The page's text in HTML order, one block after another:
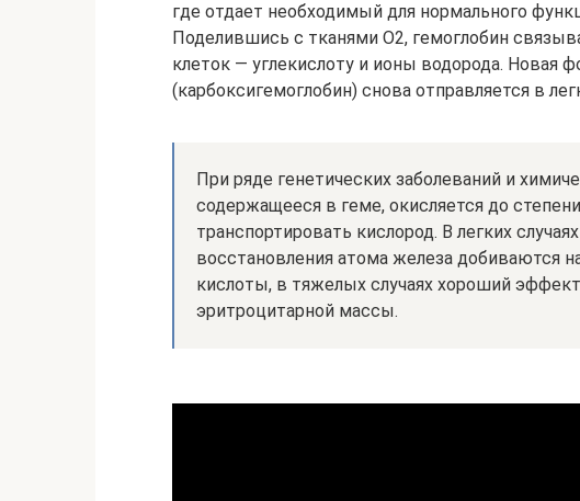
где отдает необходимый для нормального
Поделившись с тканями O2, гемоглобин
клеток — углекислоту и ионы водорода. Новая
(карбоксигемоглобин) снова отправляется в
При ряде генетических заболеваний и
содержащееся в геме, окисляется до
транспортировать кислород. В легких
восстановления атома железа добиваются
кислоты, в тяжелых случаях хороший
эритроцитарной массы.